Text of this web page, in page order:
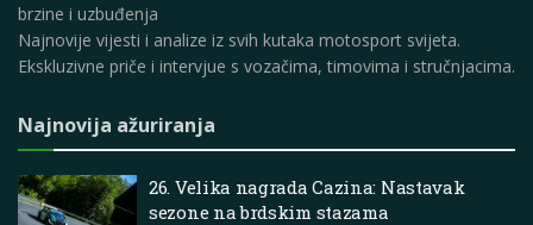
brzine i uzbuđenja
Najnovije vijesti i analize iz svih kutaka motosport svijeta.
Ekskluzivne priče i intervjue s vozačima, timovima i stručnjacima.
Najnovija ažuriranja
26. Velika nagrada Cazina: Nastavak
sezone na brdskim stazama